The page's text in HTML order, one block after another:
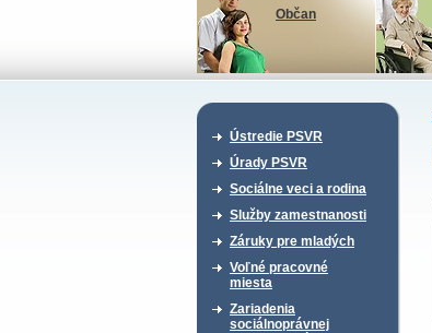
Občan
Ústredie PSVR
Úrady PSVR
Sociálne veci a rodina
Služby zamestnanosti
Záruky pre mladých
Voľné pracovné
miesta
Zariadenia
sociálnoprávnej